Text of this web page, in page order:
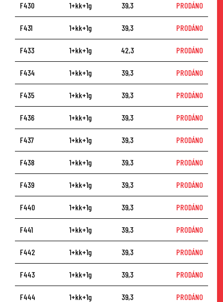
F430 1+kk+1g 39,3 PRODÁNO
F431 1+kk+1g 39,3 PRODÁNO
F433 1+kk+1g 42,3 PRODÁNO
F434 1+kk+1g 39,3 PRODÁNO
F435 1+kk+1g 39,3 PRODÁNO
F436 1+kk+1g 39,3 PRODÁNO
F437 1+kk+1g 39,3 PRODÁNO
F438 1+kk+1g 39,3 PRODÁNO
F439 1+kk+1g 39,3 PRODÁNO
F440 1+kk+1g 39,3 PRODÁNO
F441 1+kk+1g 39,3 PRODÁNO
F442 1+kk+1g 39,3 PRODÁNO
F443 1+kk+1g 39,3 PRODÁNO
F444 1+kk+1g 39,3 PRODÁNO